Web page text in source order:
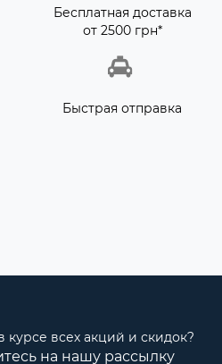
Бесплатная доставка
от 2500 грн*
Быстрая отправка
курсе всех акций и скидок?
на нашу рассылку